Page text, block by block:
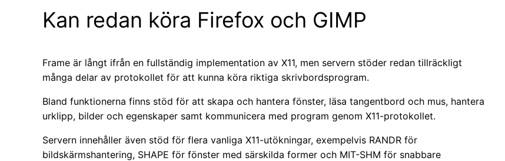
Kan redan köra Firefox och GIMP
Frame är långt ifrån en fullständig implementation av X11, men servern stöder redan tillräckligt
många delar av protokollet för att kunna köra riktiga skrivbordsprogram.
Bland funktionerna finns stöd för att skapa och hantera fönster, läsa tangentbord och mus, hantera
urklipp, bilder och egenskaper samt kommunicera med program genom X11-protokollet.
Servern innehåller även stöd för flera vanliga X11-utökningar, exempelvis RANDR för
bildskärmshantering, SHAPE för fönster med särskilda former och MIT-SHM för snabbare